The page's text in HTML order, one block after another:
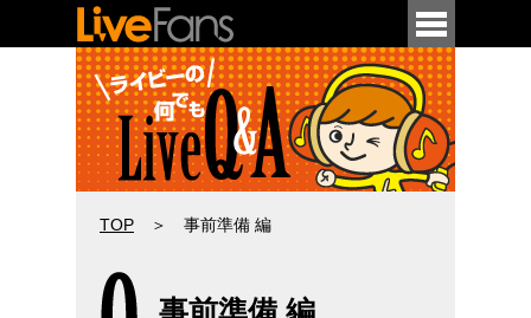
今さら聞けない初歩的な用語や疑問から
TOP ＞ 事前準備 編
事前準備 編